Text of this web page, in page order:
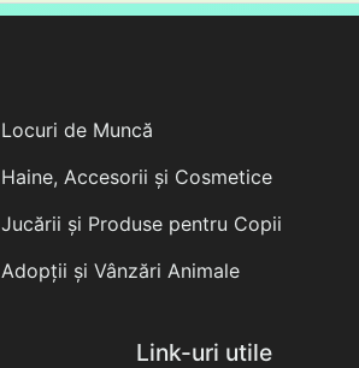
Locuri de Muncă
Haine, Accesorii și Cosmetice
Jucării și Produse pentru Copii
Adopții și Vânzări Animale
Link-uri utile